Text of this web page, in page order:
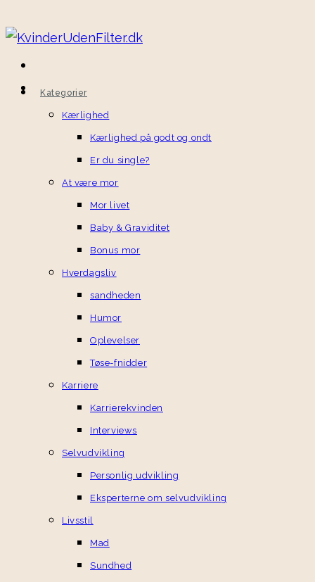
Kategorier
Kærlighed
Kærlighed på godt og ondt
Er du single?
At være mor
Mor livet
Baby & Graviditet
Bonus mor
Hverdagsliv
sandheden
Humor
Oplevelser
Tøse-fnidder
Karriere
Karrierekvinden
Interviews
Selvudvikling
Personlig udvikling
Eksperterne om selvudvikling
Livsstil
Mad
Sundhed